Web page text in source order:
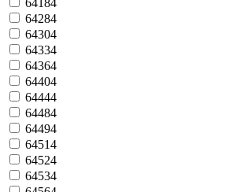
64284
64304
64334
64364
64404
64444
64484
64494
64514
64524
64534